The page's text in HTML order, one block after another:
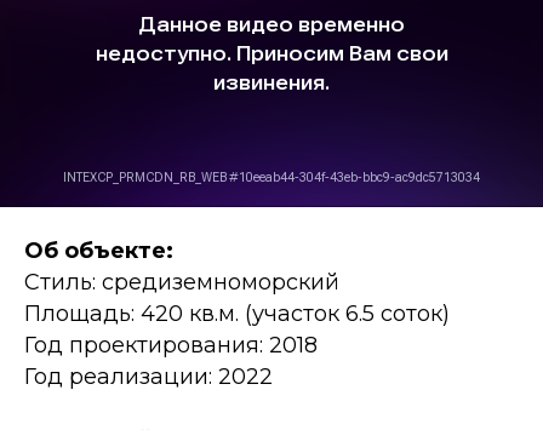
Об объекте:
Стиль: средиземноморский
Площадь: 420 кв.м. (участок 6.5 соток)
Год проектирования: 2018
Год реализации: 2022